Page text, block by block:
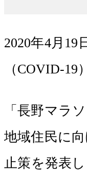
2020年4月
（COVID-
「長野マラ
地域住民に
止策を発表